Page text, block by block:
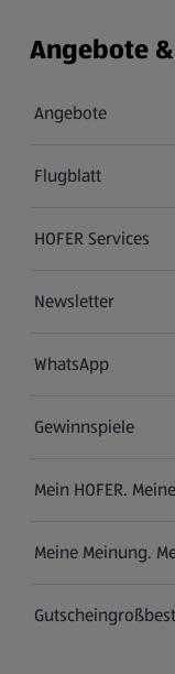
Angebote
Angebote
Flugblatt
HOFER Services
Newsletter
WhatsApp
Gewinnspiele
Mein HOFER.
Meine Meinung.
(öffnet in einem